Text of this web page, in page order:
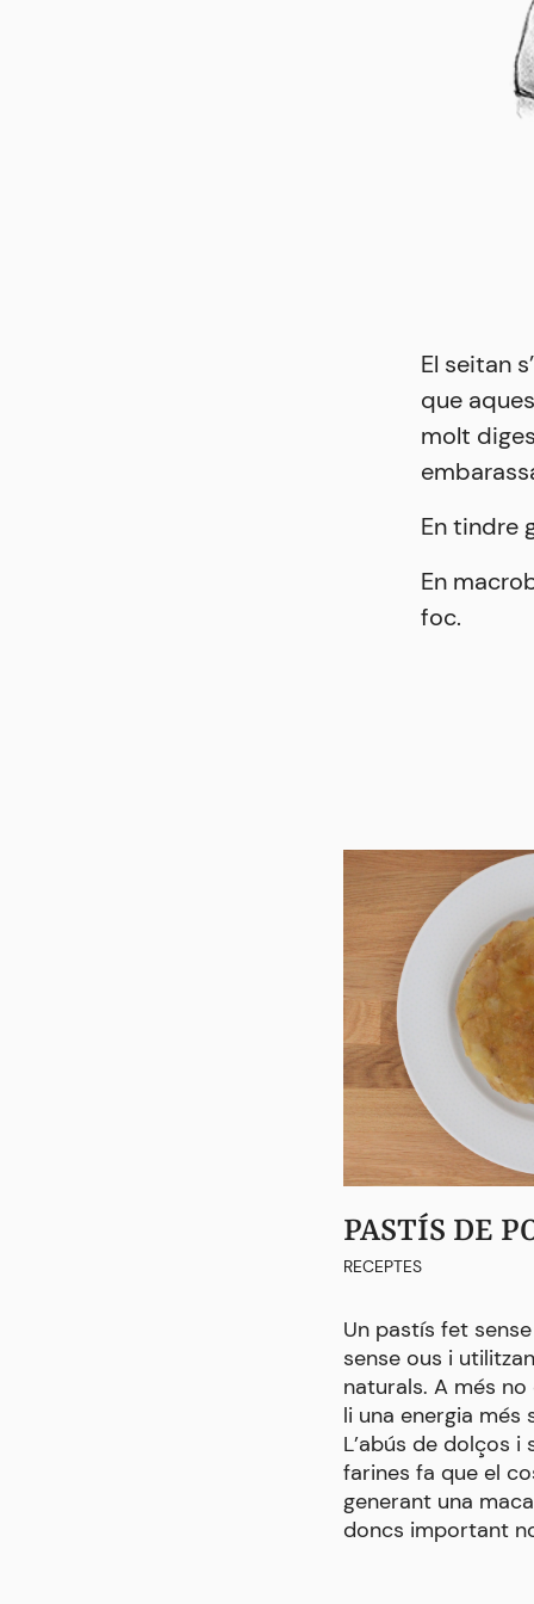
El seitan
que
molt
En tindre
En
foc.
PASTÍS DE
RECEPTES
Un pastís fet
sense ous i
naturals. A més
li una energia més
L’abús de dolços
farines fa que el
generant una
doncs important